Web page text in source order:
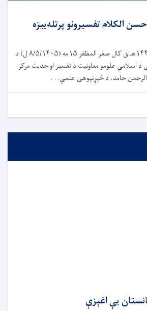
الکلام تفسیرونو پرتله‌ییزه
نن پنځنۍ / پنجشنبه د ۱۴۴۸هـ ق کال صفر المظفر ۱۵مه (۸/۵/۱۴۰۵ ل) د
د اسلامي علومو معاونیت د تفسیر او حدیث مرکز
حامد، د څېړنپوهۍ علمي. . .
یې اغېزې